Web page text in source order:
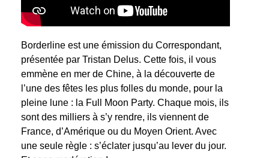
Borderline est une émission du Correspondant,
présentée par Tristan Delus. Cette fois, il vous
emmène en mer de Chine, à la découverte de
l’une des fêtes les plus folles du monde, pour la
pleine lune : la Full Moon Party. Chaque mois, ils
sont des milliers à s’y rendre, ils viennent de
France, d’Amérique ou du Moyen Orient. Avec
une seule règle : s’éclater jusqu’au lever du jour.